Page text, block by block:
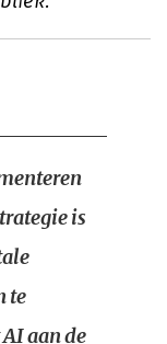
is
te
aan de